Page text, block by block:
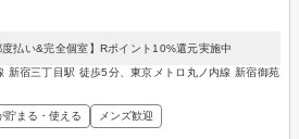
払い&完全個室】Rポイント10%還元実施中
新宿三丁目駅 徒歩5分、東京メトロ丸ノ内線 新宿御苑
貯まる・使える メンズ歓迎